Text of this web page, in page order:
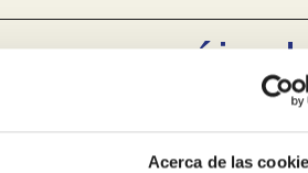
Acerca de las
encargáis